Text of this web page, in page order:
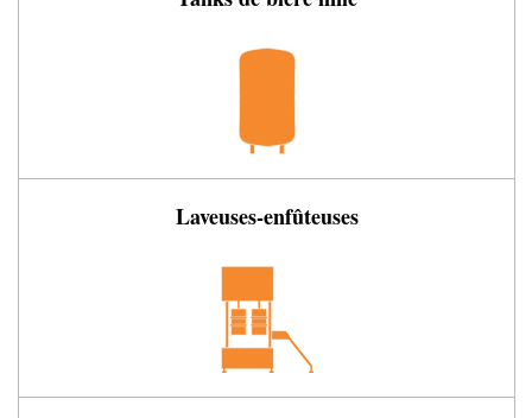
Laveuses-enfûteuses